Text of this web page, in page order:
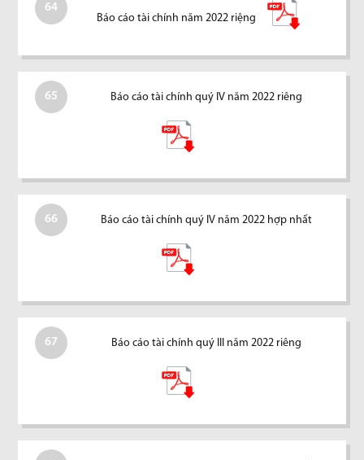
64
Báo cáo tài chính năm 2022 riệng
65 Báo cáo tài chính quý IV năm 2022 riêng
66 Báo cáo tài chính quý IV năm 2022 hợp nhất
67 Báo cáo tài chính quý III năm 2022 riêng